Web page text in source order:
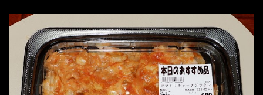
ンとした厚さのあるトンカツです。 それも揚げたての熱々です。
これを難なく完食出来なければ、漢では無い！と云っても過言で
はないだろう。 この他も、兎に角ボリューム満点で＜薄カツ＞と
呼ばれるメニューは、トンカツが2枚重ねて出てくるだ！ 1枚が薄
いから、2枚乗せにしたらしいけど・・・
イ棒状ラーメンを、OKストアで見かけ思わず手に取って買い物篭
へ 坦々まぜそばと＜数量限定＞宮崎辛麺風ラーメン オーッといき
なり私の胃袋をグサッと・・・・ 棒状インスタントラーメンの
デビューが決まりました。 か・ら・め・ん・辛麺！ 宮崎辛麺は
チャルメラや日清からも出されている、辛口のラーメンじゃ
ん！！ 酸っぱくしたら、酸辣湯麺？なんてね。 よし今日のサラ